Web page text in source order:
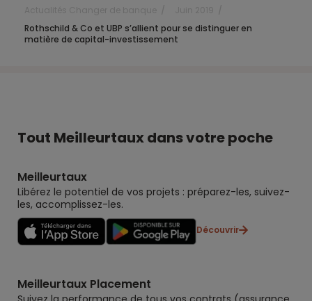
Rothschild & Co et UBP s’allient pour se distinguer en
matière de capital-investissement
Tout Meilleurtaux dans votre poche
Meilleurtaux
Libérez le potentiel de vos projets : préparez-les, suivez-
les, accomplissez-les.
Découvrir
Meilleurtaux Placement